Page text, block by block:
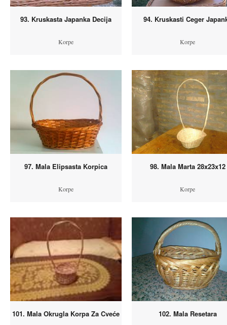
93. Kruskasta Japanka Decija
Korpe
94. Kruskasti Ceger
Korpe
97. Mala Elipsasta Korpica
Korpe
98. Mala Marta 28x23x12
Korpe
101. Mala Okrugla Korpa Za Cveće 102. Mala Resetara